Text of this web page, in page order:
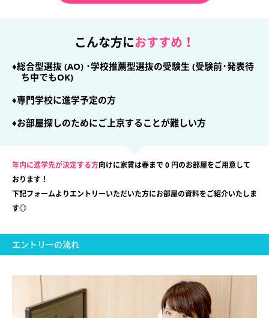
こんな方におすすめ！
♦総合型選抜 (AO) ･学校推薦型選抜の受験生 (受験前･発表待
ち中でもOK)
♦専門学校に進学予定の方
♦お部屋探しのためにご上京することが難しい方
年内に進学先が決定する方向けに家賃は春まで 0 円のお部屋をご用意して
おります！
下記フォームよりエントリーいただいた方にお部屋の資料をご紹介いたしま
す◎
エントリーの流れ